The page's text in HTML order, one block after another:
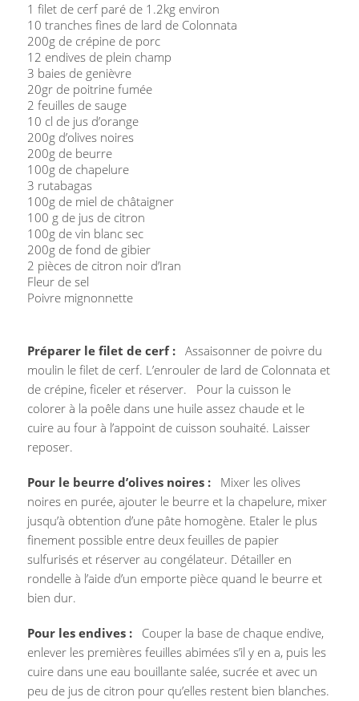
1 filet de cerf paré de 1.2kg environ
10 tranches fines de lard de Colonnata
200g de crépine de porc
12 endives de plein champ
3 baies de genièvre
20gr de poitrine fumée
2 feuilles de sauge
10 cl de jus d’orange
200g d’olives noires
200g de beurre
100g de chapelure
3 rutabagas
100g de miel de châtaigner
100 g de jus de citron
100g de vin blanc sec
200g de fond de gibier
2 pièces de citron noir d’Iran
Fleur de sel
Poivre mignonnette
Préparer le filet de cerf : Assaisonner de poivre du
moulin le filet de cerf. L’enrouler de lard de Colonnata et
de crépine, ficeler et réserver. Pour la cuisson le
colorer à la poêle dans une huile assez chaude et le
cuire au four à l’appoint de cuisson souhaité. Laisser
reposer.
Pour le beurre d’olives noires : Mixer les olives
noires en purée, ajouter le beurre et la chapelure, mixer
jusqu’à obtention d’une pâte homogène. Etaler le plus
finement possible entre deux feuilles de papier
sulfurisés et réserver au congélateur. Détailler en
rondelle à l’aide d’un emporte pièce quand le beurre et
bien dur.
Pour les endives : Couper la base de chaque endive,
enlever les premières feuilles abimées s’il y en a, puis les
cuire dans une eau bouillante salée, sucrée et avec un
peu de jus de citron pour qu’elles restent bien blanches.